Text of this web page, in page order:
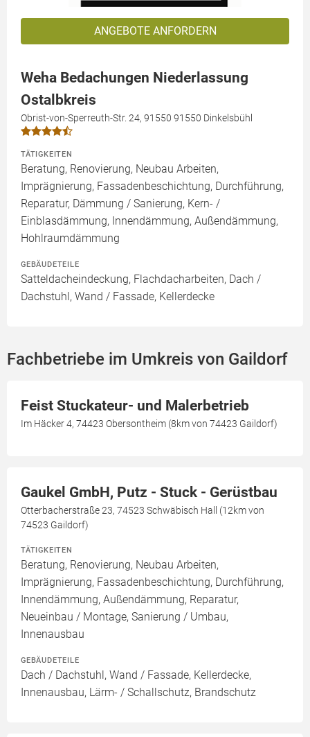
ANGEBOTE ANFORDERN
Weha Bedachungen Niederlassung
Ostalbkreis
Obrist-von-Sperreuth-Str. 24, 91550 91550 Dinkelsbühl
TÄTIGKEITEN
Beratung, Renovierung, Neubau Arbeiten,
Imprägnierung, Fassadenbeschichtung, Durchführung,
Reparatur, Dämmung / Sanierung, Kern- /
Einblasdämmung, Innendämmung, Außendämmung,
Hohlraumdämmung
GEBÄUDETEILE
Satteldacheindeckung, Flachdacharbeiten, Dach /
Dachstuhl, Wand / Fassade, Kellerdecke
Fachbetriebe im Umkreis von Gaildorf
Feist Stuckateur- und Malerbetrieb
Im Häcker 4, 74423 Obersontheim (8km von 74423 Gaildorf)
Gaukel GmbH, Putz - Stuck - Gerüstbau
Otterbacherstraße 23, 74523 Schwäbisch Hall (12km von
74523 Gaildorf)
TÄTIGKEITEN
Beratung, Renovierung, Neubau Arbeiten,
Imprägnierung, Fassadenbeschichtung, Durchführung,
Innendämmung, Außendämmung, Reparatur,
Neueinbau / Montage, Sanierung / Umbau,
Innenausbau
GEBÄUDETEILE
Dach / Dachstuhl, Wand / Fassade, Kellerdecke,
Innenausbau, Lärm- / Schallschutz, Brandschutz